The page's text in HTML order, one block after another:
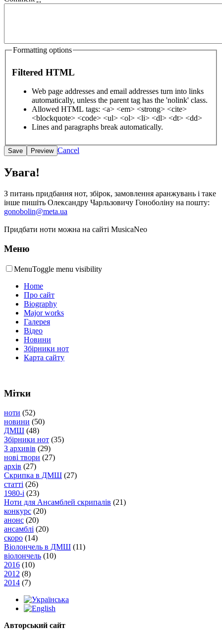
Formatting options
Filtered HTML
Web page addresses and email addresses turn into links
automatically, unless the parent tag has the 'nolink' class.
Allowed HTML tags: <a> <em> <strong> <cite>
<blockquote> <code> <ul> <ol> <li> <dl> <dt> <dd>
Lines and paragraphs break automatically.
Cancel
Увага!
З питань придбання нот, збірок, замовлення аранжувань і таке
інше пишіть Олександру Чарльзовичу Гоноболіну на пошту:
gonobolin@meta.ua
Придбати ноти можна на сайті MusicaNeo
Меню
MenuToggle menu visibility
Home
Про сайт
Biography
Major works
Галерея
Відео
Новини
Збірники нот
Карта сайту
Мітки
ноти (52)
новини (50)
ДМШ (48)
Збірники нот (35)
З архивів (29)
нові твори (27)
архів (27)
Скрипка в ДМШ (27)
статті (26)
1980-і (23)
Ноти для Ансамблей скрипалів (21)
конкурс (20)
анонс (20)
ансамблі (20)
скоро (14)
Віолончель в ДМШ (11)
віолончель (10)
2016 (10)
2012 (8)
2014 (7)
Авторський сайт